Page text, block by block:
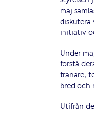
maj
diskutera
initiativ
Under
förstå
tränare,
bred och
Utifrån